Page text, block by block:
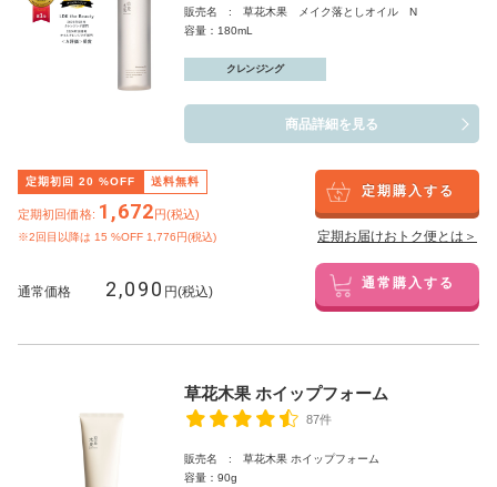
販売名 : 草花木果 メイク落としオイル N
容量：180mL
クレンジング
商品詳細を見る
定期初回 20 %OFF 送料無料
定期初回価格: 1,672円(税込)
※2回目以降は 15 %OFF 1,776円(税込)
定期購入する
定期お届けおトク便とは＞
通常価格 2,090 円(税込) 通常購入する
草花木果 ホイップフォーム
87件
販売名 : 草花木果 ホイップフォーム
容量：90g